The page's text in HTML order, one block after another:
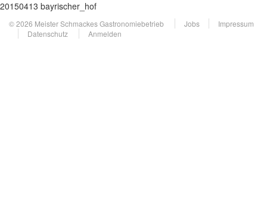
20150413 bayrischer_hof
© 2026 Meister Schmackes Gastronomiebetrieb Jobs
Impressum
Datenschutz
Anmelden